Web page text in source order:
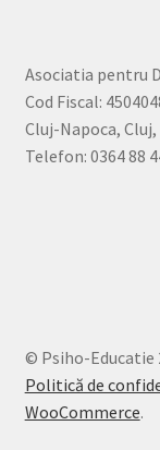
Asociatia pentru
Cod Fiscal:
Cluj-Napoca, Cluj,
Telefon: 0364 88
© Psiho-Educatie
Politică de
WooCommerce.